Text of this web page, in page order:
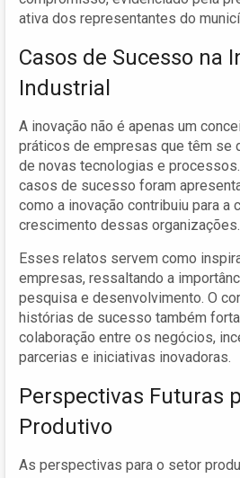
ativa dos representantes do
Casos de Sucesso na
Industrial
A inovação não é apenas um
práticos de empresas que têm se
de novas tecnologias e
casos de sucesso foram
como a inovação contribuiu para a
crescimento dessas organizações.
Esses relatos servem como
empresas, ressaltando a
pesquisa e desenvolvimento. O
histórias de sucesso também
colaboração entre os negócios,
parcerias e iniciativas inovadoras.
Perspectivas Futuras
Produtivo
As perspectivas para o setor